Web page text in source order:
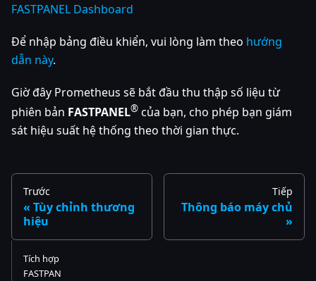
FASTPANEL Dashboard
Để nhập bảng điều khiển, vui lòng làm theo hướng
dẫn này.
Giờ đây Prometheus sẽ bắt đầu thu thập số liệu từ
phiên bản FASTPANEL® của bạn, cho phép bạn giám
sát hiệu suất hệ thống theo thời gian thực.
Trước
Tùy chỉnh thương
hiệu
Tiếp
Thông báo máy chủ
Tích hợp
FASTPAN